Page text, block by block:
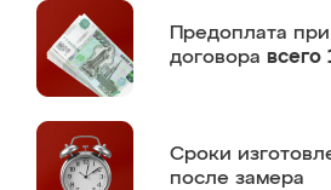
Предоплата
договора всего
Сроки
после замера